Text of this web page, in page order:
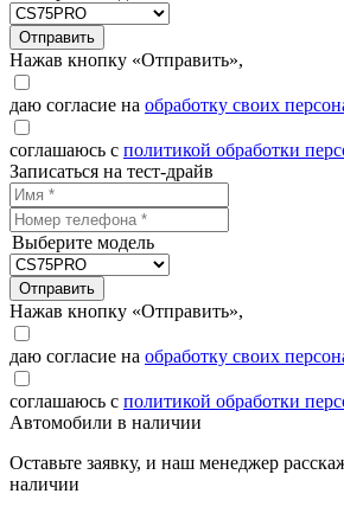
Отправить
Нажав кнопку «Отправить»,
даю согласие на обработку своих
соглашаюсь с политикой обработки
Записаться на тест-драйв
Выберите модель
Отправить
Нажав кнопку «Отправить»,
даю согласие на обработку своих
соглашаюсь с политикой обработки
Автомобили в наличии
Оставьте заявку, и наш менеджер
наличии